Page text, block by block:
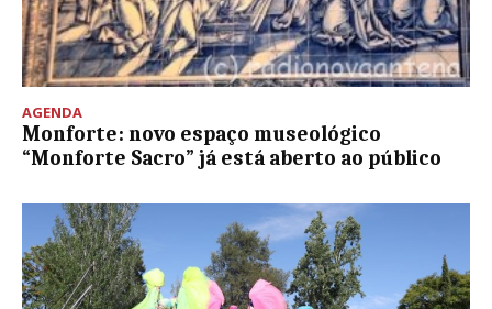
AGENDA
Monforte: novo espaço museológico
“Monforte Sacro” já está aberto ao público